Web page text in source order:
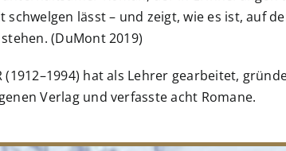
schwelgen lässt – und zeigt, wie es ist, auf
(DuMont 2019)
(1912–1994) hat als Lehrer gearbeitet,
Verlag und verfasste acht Romane.